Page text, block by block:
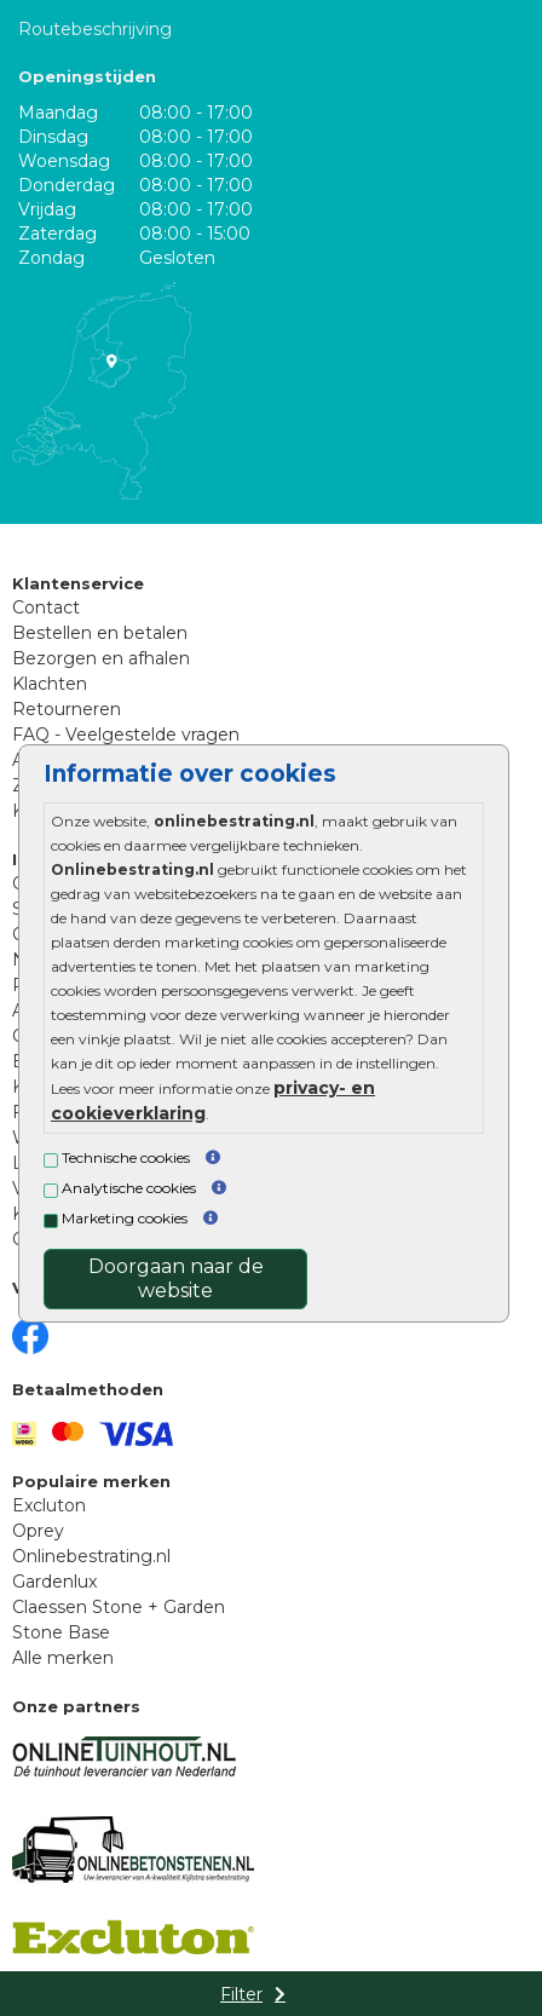
Informatie over cookies
Onze website, onlinebestrating.nl , maakt gebruik van
cookies en daarmee vergelijkbare technieken.
Onlinebestrating.nl gebruikt functionele cookies om het
gedrag van websitebezoekers na te gaan en de website aan
de hand van deze gegevens te verbeteren. Daarnaast
plaatsen derden marketing cookies om gepersonaliseerde
advertenties te tonen. Met het plaatsen van marketing
cookies worden persoonsgegevens verwerkt. Je geeft
toestemming voor deze verwerking wanneer je hieronder
een vinkje plaatst. Wil je niet alle cookies accepteren? Dan
kan je dit op ieder moment aanpassen in de instellingen.
Lees voor meer informatie onze privacy- en
cookieverklaring
Technische cookies
Analytische cookies
Marketing cookies
Doorgaan naar de
website
Filter
Routebeschrijving
Openingstijden
Maandag
08:00 - 17:00
Dinsdag
08:00 - 17:00
Woensdag
08:00 - 17:00
Donderdag
08:00 - 17:00
Vrijdag
08:00 - 17:00
Zaterdag
08:00 - 15:00
Zondag
Gesloten
Klantenservice
Contact
Bestellen en betalen
Bezorgen en afhalen
Klachten
Retourneren
FAQ - Veelgestelde vragen
Aanleg tips sierbestrating
Zoekt u iets anders?
Klantenservice
Informatie
Over Onlinebestrating.nl
Showroom
Onze online tuinwinkels
Nuttige informatie
Privacy Policy
Algemene voorwaarden
Cookies beleid
Excluton garantie
Klantenbeoordelingen
Foto's en voorbeelden
Workshop bestraten
Legverbanden: verschillende soorten
Voegen van tuintegels
Keramische tegels schoonmaken
Opsluitbanden plaatsen
Volg ons
Betaalmethoden
Populaire merken
Excluton
Oprey
Onlinebestrating.nl
Gardenlux
Claessen Stone + Garden
Stone Base
Alle merken
Onze partners